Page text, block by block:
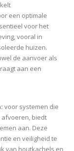
een optimale
voor het
vooral in
huizen.
de aanvoer als
aan een
voor systemen die
afvoeren, biedt
aan. Deze
en veiligheid te
van houtkachels en